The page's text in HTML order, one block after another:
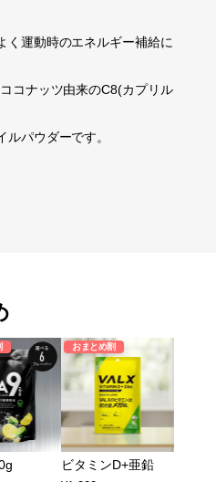
く運動時のエネルギー補給に
コナッツ由来のC8(カプリル
パウダーです。
おまとめ割
ビタミンD+亜鉛